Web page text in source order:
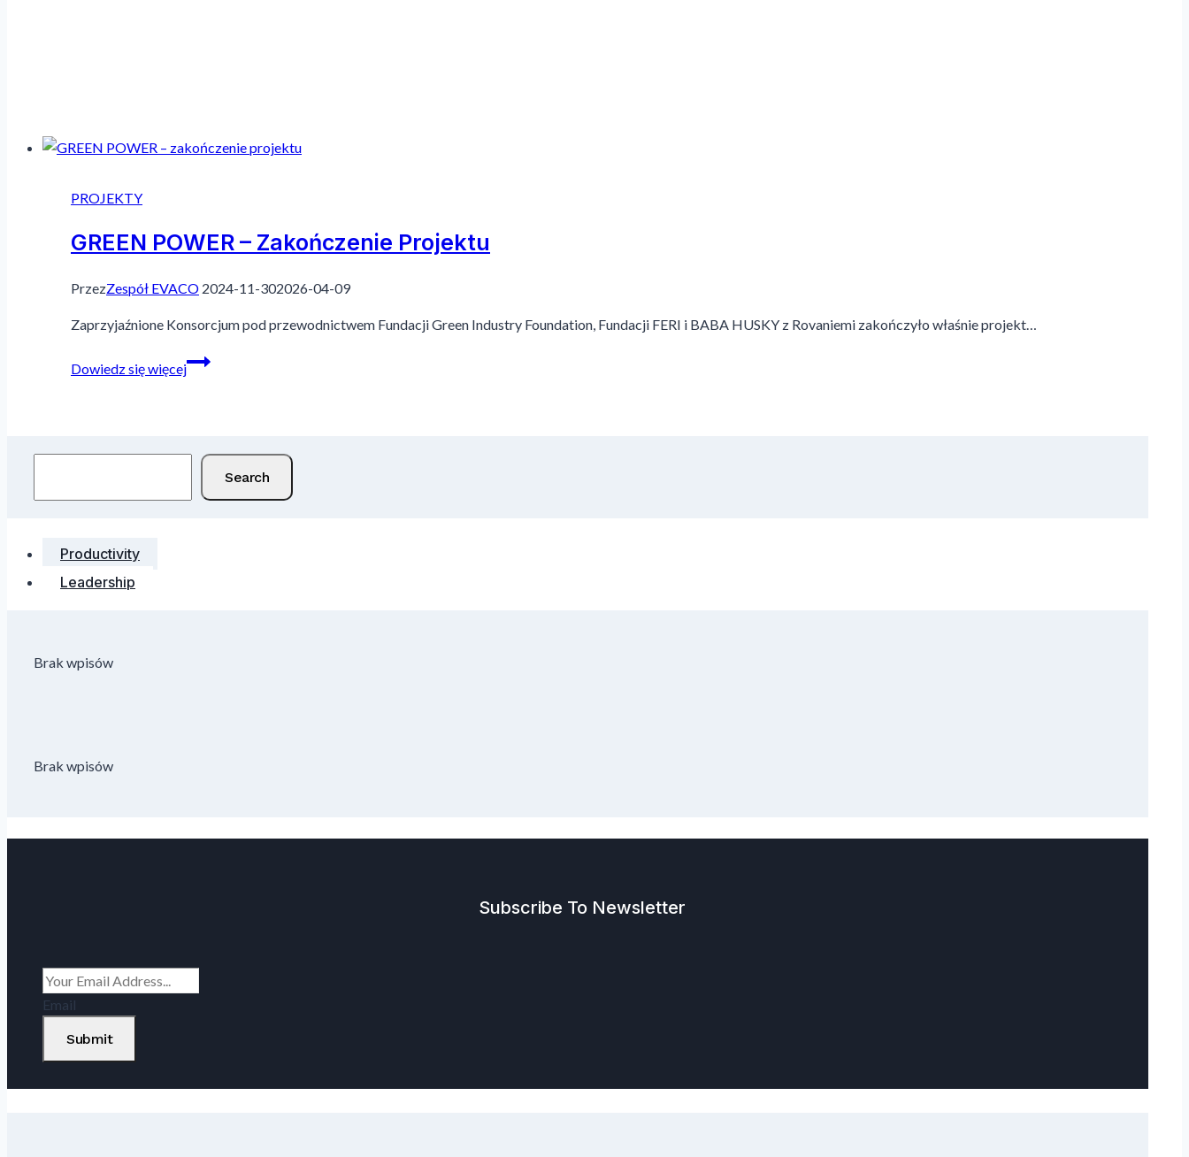
PROJEKTY
GREEN POWER – Zakończenie Projektu
PrzezZespół EVACO 2024-11-302026-04-09
Zaprzyjaźnione Konsorcjum pod przewodnictwem Fundacji Green Industry Foundation, Fundacji FERI i BABA HUSKY z Rovaniemi zakończyło właśnie projekt…
Dowiedz się więcej
GREEN
Search
Productivity
Leadership
Brak wpisów
Brak wpisów
Subscribe To Newsletter
Email
Submit